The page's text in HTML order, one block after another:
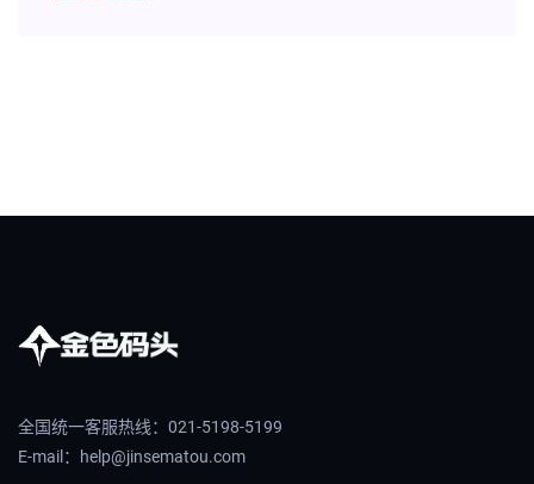
全国统一客服热线：021-5198-5199
E-mail：help@jinsematou.com